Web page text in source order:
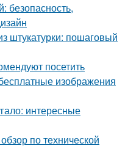
безопасность,
штукатурки: пошаговый
посетить
изображения
интересные
по технической